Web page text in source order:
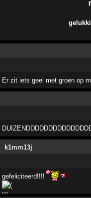
Er zit iets geel met groen op
k1mm13j
gefeliciteerd!!!!